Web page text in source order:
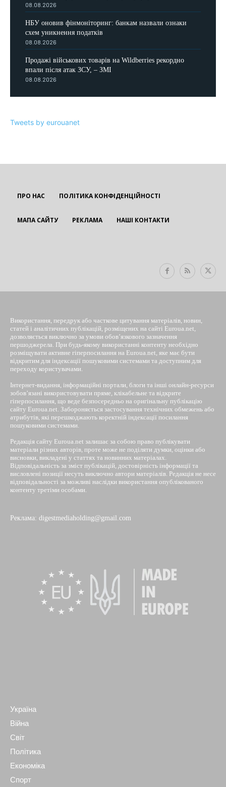
08.08.2026
НБУ оновив фінмоніторинг: банкам назвали ознаки
схем уникнення податків
08.08.2026
Продажі військових товарів на Wildberries рекордно
впали після атак ЗСУ, – ЗМІ
08.08.2026
Tweets by eurouanet
ПРО НАС ПОЛІТИКА КОНФІДЕНЦІЙНОСТІ
МАПА САЙТУ РЕКЛАМА НАШІ КОНТАКТИ
Використання, передрук або часткове цитування матеріалів, новин,
статей і аналітичних публікацій, розміщених на сайті Euroua.net,
дозволяється виключно за умови обов’язкового зазначення
першоджерела. При будь-якому використанні контенту необхідно
розміщувати активне гіперпосилання на Euroua.net, яке має бути
відкритим для індексації пошуковими системами та доступним для
переходу користувачами.
Інтернет-видання, інформаційні портали, блоги та інші онлайн-ресурси
зобов’язані використовувати пряме, клікабельне та відкрите
гіперпосилання, що веде безпосередньо на оригінальну публікацію
сайту Euroua.net. Забороняється застосування технічних обмежень або
атрибутів, які перешкоджають коректній індексації посилання
пошуковими системами.
Редакція сайту Euroua.net залишає за собою право публікувати
матеріали різних авторів, проте може не поділяти думки, оцінки або
висновки, викладені у статтях та новинних матеріалах.
Відповідальність за зміст публікацій, достовірність інформації та
висловлені позиції несуть виключно автори матеріалів. Редакція не несе
відповідальності за можливі наслідки використання опублікованого
контенту третіми особами.
Реклама: digestmediaholding@gmail.com
Україна
Війна
Світ
Політика
Економіка
Спорт